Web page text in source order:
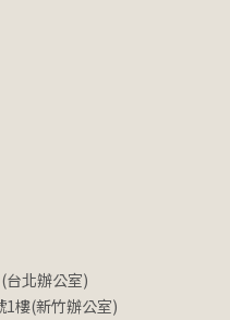
台北辦公室)
樓(新竹辦公室)